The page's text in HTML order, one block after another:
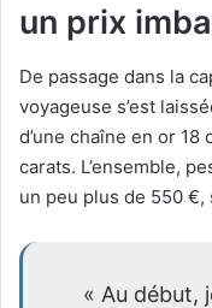
un prix
De passage dans la
voyageuse s’est
d’une chaîne en or 18
carats. L’ensemble,
un peu plus de 550
« Au début,